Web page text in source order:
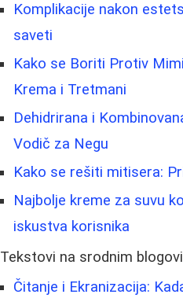
Komplikacije nakon
saveti
Kako se Boriti Protiv
Krema i Tretmani
Dehidrirana i
Vodič za Negu
Kako se rešiti mitisera:
Najbolje kreme za suvu
iskustva korisnika
Tekstovi na srodnim
Čitanje i Ekranizacija: